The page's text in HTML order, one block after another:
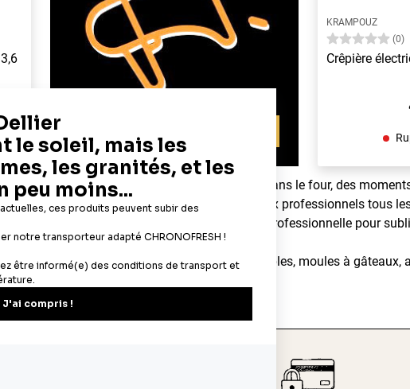
KRAMPOUZ
(0)
Crêpière
les bonnes odeurs se dégageant d'un gâteau dans le four, des
1932 : nous proposons aux particuliers et aux professionnels tous
oublier les ingrédients pâtissiers de qualité professionnelle pour
à sucre, additifs alimentaires, décors comestibles, moules à
trouve sur